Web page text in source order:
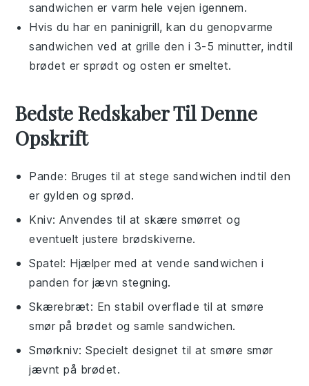
sandwichen er varm hele vejen igennem.
Hvis du har en paninigrill, kan du genopvarme
sandwichen ved at grille den i 3-5 minutter, indtil
brødet er sprødt ogosten er smeltet.
Bedste Redskaber Til Denne
Opskrift
Pande: Bruges til at stege sandwichen indtil den
er gylden og sprød.
Kniv: Anvendes til at skære smørret og
eventuelt justere brødskiverne.
Spatel: Hjælper med at vende sandwichen i
panden for jævn stegning.
Skærebræt: En stabil overflade til at smøre
smør på brødet og samle sandwichen.
Smørkniv: Specielt designet til at smøre smør
jævnt på brødet.